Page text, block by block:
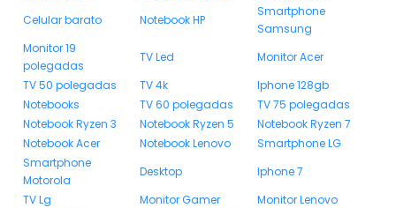
Celular barato
Notebook HP
Smartphone
Samsung
Monitor 19
polegadas
TV Led
Monitor Acer
TV 50 polegadas
TV 4k
Iphone 128gb
Notebooks
TV 60 polegadas
TV 75 polegadas
Notebook Ryzen 3
Notebook Ryzen 5
Notebook Ryzen 7
Notebook Acer
Notebook Lenovo
Smartphone LG
Smartphone
Motorola
Desktop
Iphone 7
TV Lg
Monitor Gamer
Monitor Lenovo